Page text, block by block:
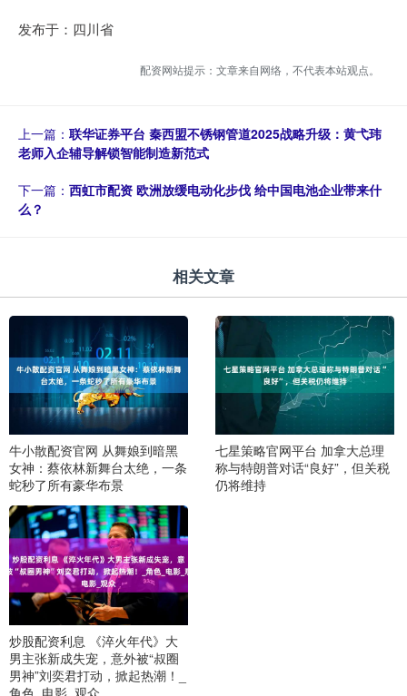
发布于：四川省
配资网站提示：文章来自网络，不代表本站观点。
上一篇： 联华证券平台 秦西盟不锈钢管道2025战略升级：黄弋玮
老师入企辅导解锁智能制造新范式
下一篇： 西虹市配资 欧洲放缓电动化步伐 给中国电池企业带来什
么？
相关文章
牛小散配资官网 从舞娘到暗黑
女神：蔡依林新舞台太绝，一条
蛇秒了所有豪华布景
七星策略官网平台 加拿大总理
称与特朗普对话“良好”，但关税
仍将维持
炒股配资利息 《淬火年代》大
男主张新成失宠，意外被“叔圈
男神”刘奕君打动，掀起热潮！_
角色_电影_观众